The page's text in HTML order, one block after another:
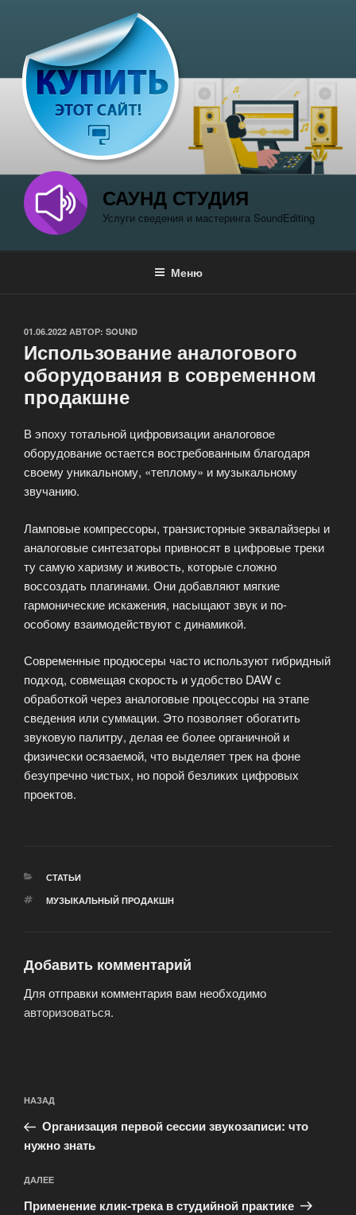
содержимому
САУНД СТУДИЯ
Услуги сведения и мастеринга SoundEditing
Меню
ОПУБЛИКОВАНО
01.06.2022 АВТОР: SOUND
Использование аналогового
оборудования в современном
продакшне
В эпоху тотальной цифровизации аналоговое
оборудование остается востребованным благодаря
своему уникальному, «теплому» и музыкальному
звучанию.
Ламповые компрессоры, транзисторные эквалайзеры и
аналоговые синтезаторы привносят в цифровые треки
ту самую харизму и живость, которые сложно
воссоздать плагинами. Они добавляют мягкие
гармонические искажения, насыщают звук и по-
особому взаимодействуют с динамикой.
Современные продюсеры часто используют гибридный
подход, совмещая скорость и удобство DAW с
обработкой через аналоговые процессоры на этапе
сведения или суммации. Это позволяет обогатить
звуковую палитру, делая ее более органичной и
физически осязаемой, что выделяет трек на фоне
безупречно чистых, но порой безликих цифровых
проектов.
РУБРИКИ
СТАТЬИ
МЕТКИ
МУЗЫКАЛЬНЫЙ ПРОДАКШН
Добавить комментарий
Для отправки комментария вам необходимо
авторизоваться.
по
записям
Предыдущая
запись:
НАЗАД
Организация первой сессии звукозаписи: что
нужно знать
Следующая
запись
ДАЛЕЕ
Применение клик-трека в студийной практике